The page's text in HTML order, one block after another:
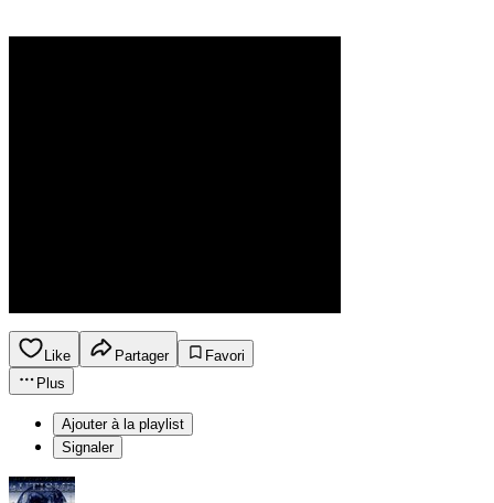
Like Partager
Favori
Plus
Ajouter à la playlist
Signaler